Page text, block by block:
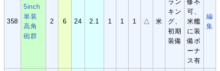
358
5inch
単装
高角
砲群
2 6 24 2.1 1 1 1 △ 米
ラン
キン
グ、
初期
装備
修不
可、
米艦
に装
備ボ
ーナ
ス有
編
集